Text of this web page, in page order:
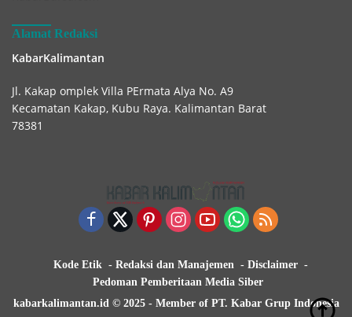
Alamat Redaksi
KabarKalimantan
Jl. Kakap omplek Villa PErmata Alya No. A9
Kecamatan Kakap, Kubu Raya. Kalimantan Barat
78381
Kode Etik Redaksi dan Manajemen
Disclaimer
Pedoman Pemberitaan Media Siber
kabarkalimantan.id © 2025 - Member of PT. Kabar Grup Indonesia